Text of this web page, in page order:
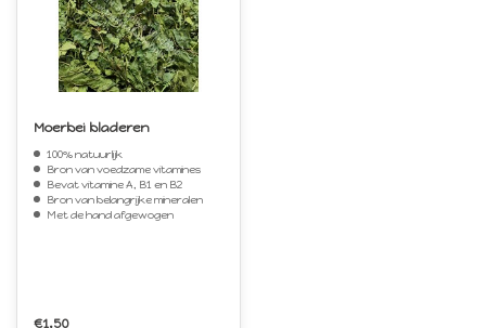
Moerbei bladeren
100% natuurlijk
Bron van voedzame vitamines
Bevat vitamine A, B1 en B2
Bron van belangrijke mineralen
Met de hand afgewogen
€1,50